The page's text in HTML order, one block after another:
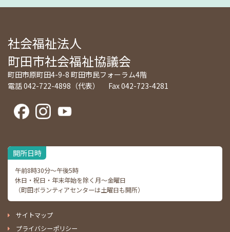
社会福祉法人
町田市社会福祉協議会
町田市原町田4-9-8 町田市民フォーラム4階
電話 042-722-4898（代表） Fax 042-723-4281
開所日時
午前8時30分～午後5時
休日・祝日・年末年始を除く月～金曜日
（町田ボランティアセンターは土曜日も開所）
サイトマップ
プライバシーポリシー